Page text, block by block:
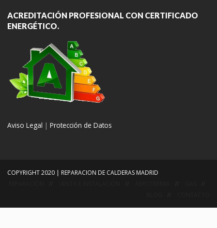
ACREDITACIÓN PROFESIONAL CON CERTIFICADO
ENERGÉTICO.
Aviso Legal | Protección de Datos
COPYRIGHT 2020 | REPARACION DE CALDERAS MADRID